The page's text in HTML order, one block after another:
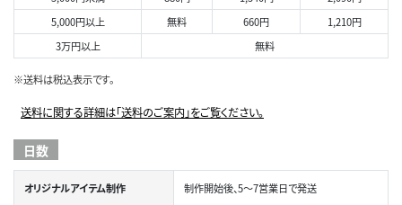
5,000円以上
無料 660円
1,210円
3万円以上
無料
※送料は税込表示です。
送料に関する詳細は「送料のご案内」をご覧ください。
日数
オリジナルアイテム制作 制作開始後、5～7営業日で発送